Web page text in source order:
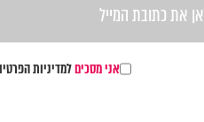
אני מסכיםלמדיניות